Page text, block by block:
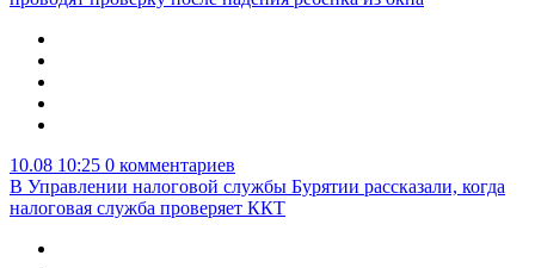
10.08 10:25 0 комментариев
В Управлении налоговой службы Бурятии рассказали, когда
налоговая служба проверяет ККТ